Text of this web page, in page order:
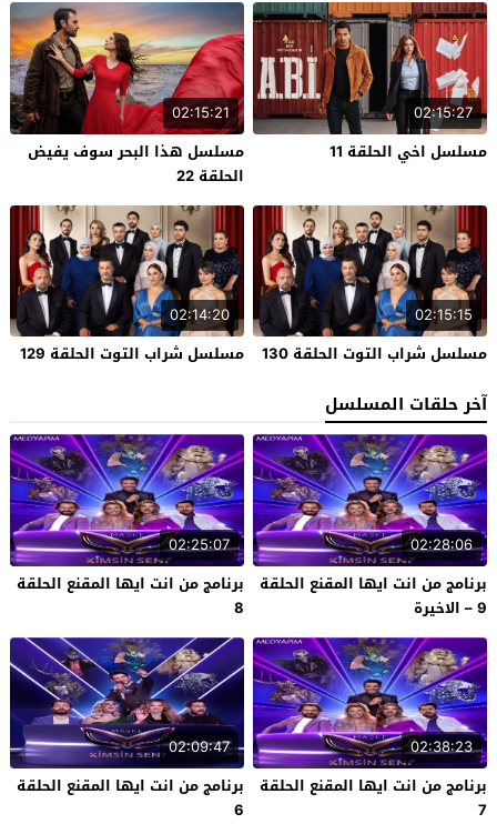
02:15:27
مسلسل اخي الحلقة 11
02:15:21
مسلسل هذا البحر سوف يفيض
الحلقة 22
02:15:15
مسلسل شراب التوت الحلقة 130
02:14:20
مسلسل شراب التوت الحلقة 129
آخر حلقات المسلسل
02:28:06
برنامج من انت ايها المقنع الحلقة
9 – الاخيرة
02:25:07
برنامج من انت ايها المقنع الحلقة
8
02:38:23
برنامج من انت ايها المقنع الحلقة
7
02:09:47
برنامج من انت ايها المقنع الحلقة
6